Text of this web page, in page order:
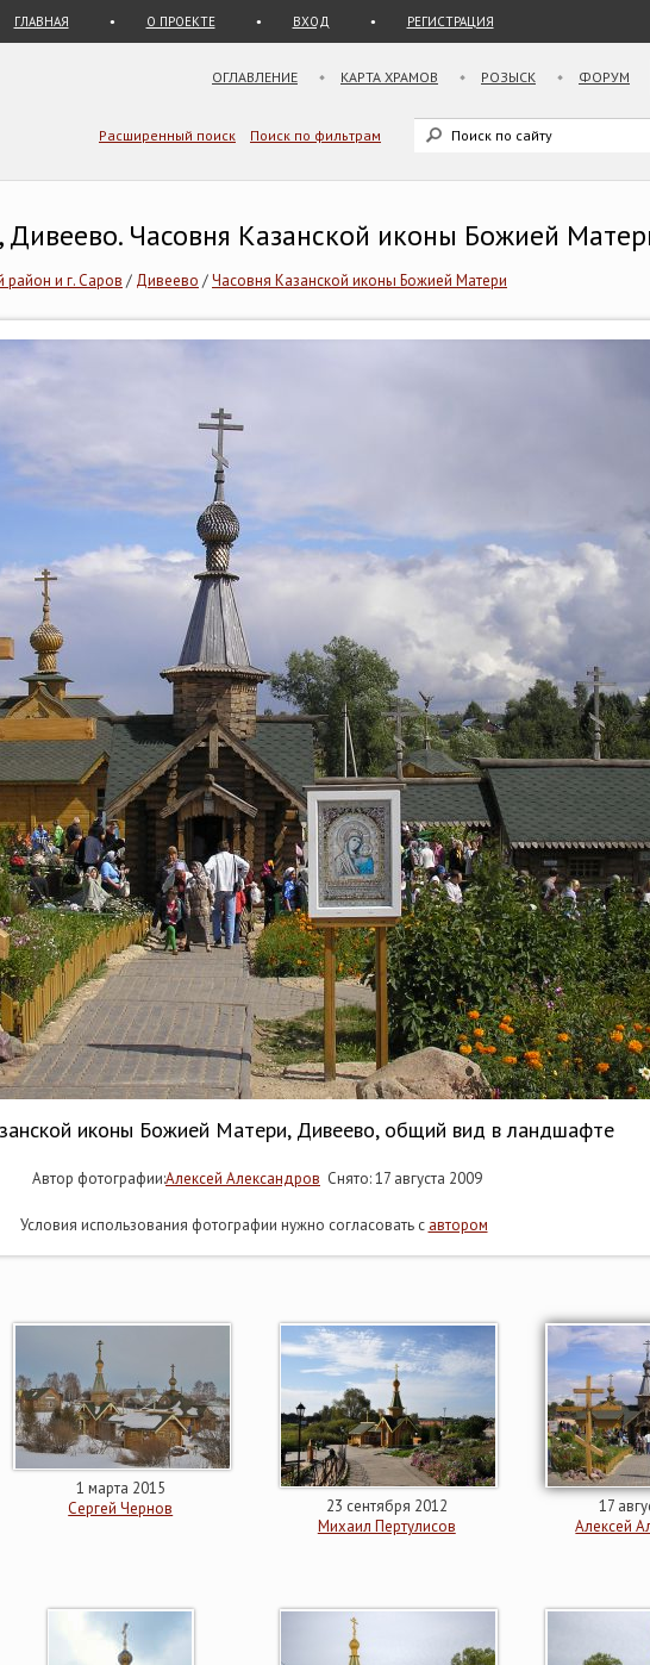
ГЛАВНАЯ О ПРОЕКТЕ ВХОД РЕГИСТРАЦИЯ
ОГЛАВЛЕНИЕ КАРТА ХРАМОВ РОЗЫСК ФОРУМ
Расширенный поиск Поиск по фильтрам
Дивеево. Часовня Казанской иконы Божией
район и г. Саров / Дивеево /Часовня Казанской иконы Божией Матери
иконы Божией Матери, Дивеево, общий вид в ландшафте
Автор фотографии:Алексей Александров Снято: 17 августа 2009
Условия использования фотографии нужно согласовать с автором
1 марта 2015
Сергей Чернов
23 сентября 2012
Михаил Пертулисов
17
Алексей